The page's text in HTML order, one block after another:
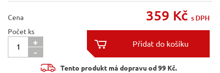
Cena 359 Kč s DPH
Počet ks
+
-


Tento produkt má dopravu od 99 Kč.